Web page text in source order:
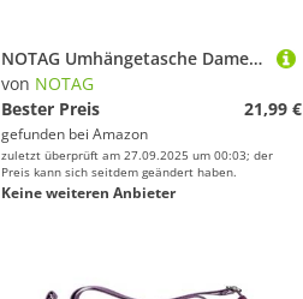
NOTAG Umhängetasche Damen, Casual Schultertasche Mehrere Taschen Leichte Handtasche Wasserdicht Nylon Messenger Bag Reisetasche (Lila)
von NOTAG
Bester Preis
21,99 €
gefunden bei Amazon
zuletzt überprüft am 27.09.2025 um 00:03; der
Preis kann sich seitdem geändert haben.
Keine weiteren Anbieter